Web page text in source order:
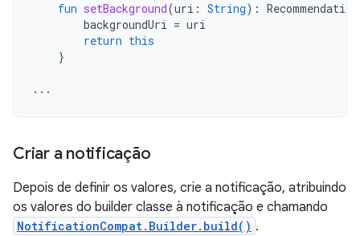
fun setBackground(uri : String):
backgroundUri = uri
return this
}
...
Criar a notificação
Depois de definir os valores, crie a notificação, atribuindo
os valores do builder classe à notificação e chamando
NotificationCompat.Builder.build() .